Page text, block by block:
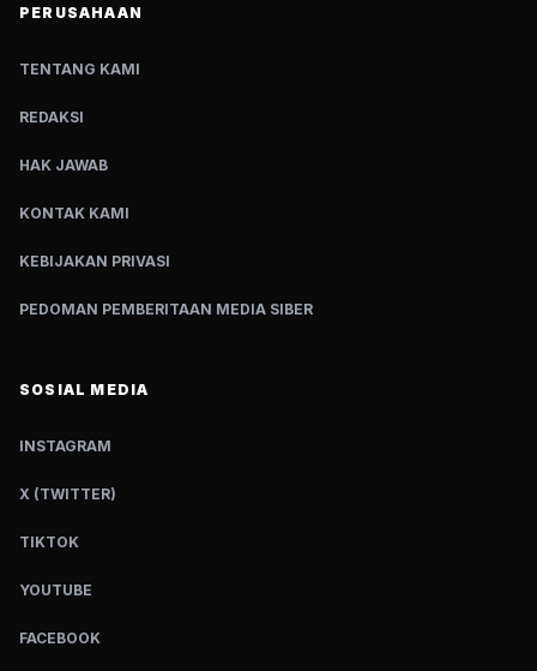
PERUSAHAAN
TENTANG KAMI
REDAKSI
HAK JAWAB
KONTAK KAMI
KEBIJAKAN PRIVASI
PEDOMAN PEMBERITAAN MEDIA SIBER
SOSIAL MEDIA
INSTAGRAM
X (TWITTER)
TIKTOK
YOUTUBE
FACEBOOK